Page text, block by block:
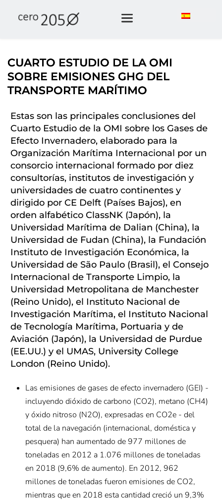
CUARTO ESTUDIO DE LA OMI
SOBRE EMISIONES GHG DEL
TRANSPORTE MARÍTIMO
Estas son las principales conclusiones del
Cuarto Estudio de la OMI sobre los Gases de
Efecto Invernadero, elaborado para la
Organización Marítima Internacional por un
consorcio internacional formado por diez
consultorías, institutos de investigación y
universidades de cuatro continentes y
dirigido por CE Delft (Países Bajos), en
orden alfabético ClassNK (Japón), la
Universidad Marítima de Dalian (China), la
Universidad de Fudan (China), la Fundación
Instituto de Investigación Económica, la
Universidad de São Paulo (Brasil), el Consejo
Internacional de Transporte Limpio, la
Universidad Metropolitana de Manchester
(Reino Unido), el Instituto Nacional de
Investigación Marítima, el Instituto Nacional
de Tecnología Marítima, Portuaria y de
Aviación (Japón), la Universidad de Purdue
(EE.UU.) y el UMAS, University College
London (Reino Unido).
Las emisiones de gases de efecto invernadero (GEI) -
incluyendo dióxido de carbono (CO2), metano (CH4)
y óxido nitroso (N2O), expresadas en CO2e - del
total de la navegación (internacional, doméstica y
pesquera) han aumentado de 977 millones de
toneladas en 2012 a 1.076 millones de toneladas
en 2018 (9,6% de aumento). En 2012, 962
millones de toneladas fueron emisiones de CO2,
mientras que en 2018 esta cantidad creció un 9,3%